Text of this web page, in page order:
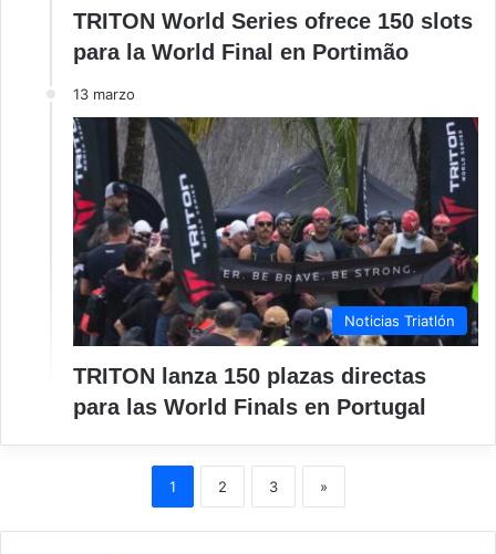
TRITON World Series ofrece 150 slots
para la World Final en Portimão
13 marzo
Noticias Triatlón
TRITON lanza 150 plazas directas
para las World Finals en Portugal
1 2 3 »